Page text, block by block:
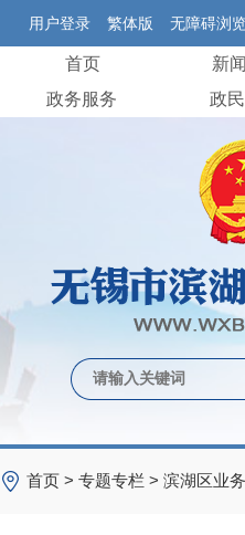
用户登录 繁体版 无障碍浏
首页 新
政务服务
政
首页 > 专题专栏 > 滨湖区业